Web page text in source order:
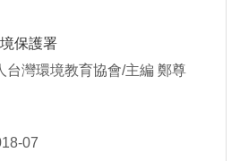
保護署
台灣環境教育協會/主編 鄭尊
07